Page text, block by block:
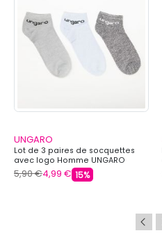
UNGARO
Lot de 3 paires de socquettes
avec logo Homme UNGARO
5,90 €4,99 € 15%